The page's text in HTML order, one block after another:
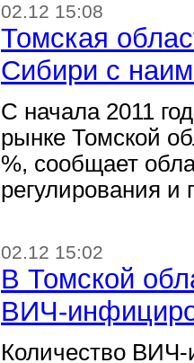
02.12 15:08
Томская
Сибири с
С начала 2011
рынке Томской
%, сообщает
регулирования и
02.12 15:02
В Томской
ВИЧ-
Количество